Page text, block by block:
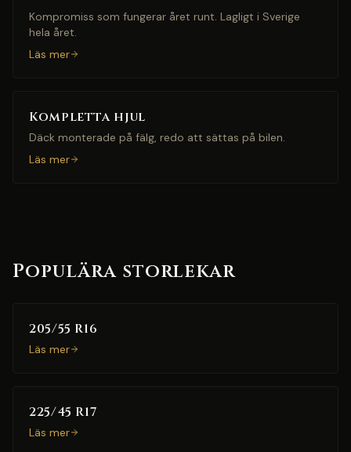
Kompromiss som fungerar året runt. Lagligt i Sverige
hela året.
Läs mer
Kompletta hjul
Däck monterade på fälg, redo att sättas på bilen.
Läs mer
Populära storlekar
205/55 R16
Läs mer
225/45 R17
Läs mer